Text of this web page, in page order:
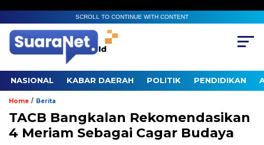
SCROLL TO CONTINUE WITH CONTENT
NASIONAL KABAR DAERAH POLITIK PENDIDIKAN
Home / Berita
TACB Bangkalan Rekomendasikan
4 Meriam Sebagai Cagar Budaya